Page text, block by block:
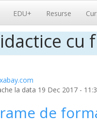
EDU+ Resurse
cu
la data 19 Dec 2017 -
de